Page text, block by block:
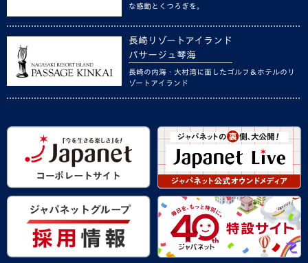
な感動とくつろぎを。
長崎リゾートアイランド
パサージュ琴海
長崎の内海・大村湾に面したゴルフ＆ホテルのリ
ゾートアイランド